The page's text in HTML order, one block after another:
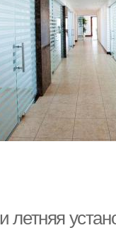
летняя